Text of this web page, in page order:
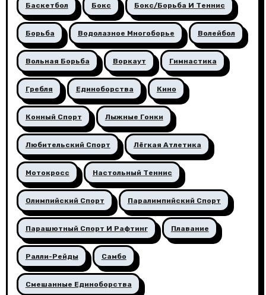
Баскетбол Бокс Бокс/борьба И Теннис
Борьба Водолазное Многоборье Волейбол
Вольная Борьба Воркаут Гимнастика
Гребля Единоборства Кино
Конный Спорт Лыжные Гонки
Любительский Спорт Лёгкая Атлетика
Мотокросс Настольный Теннис
Олимпийский Спорт Паралимпийский Спорт
Парашютный Спорт И Рафтинг Плавание
Ралли-Рейды Самбо
Смешанные Единоборства